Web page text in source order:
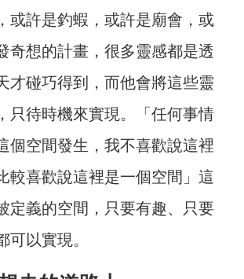
或許是釣蝦，或許是廟會，或
奇想的計畫，很多靈感都是透
才碰巧得到，而他會將這些靈
只待時機來實現。「任何事情
個空間發生，我不喜歡說這裡
較喜歡說這裡是一個空間」這
定義的空間，只要有趣、只要
可以實現。